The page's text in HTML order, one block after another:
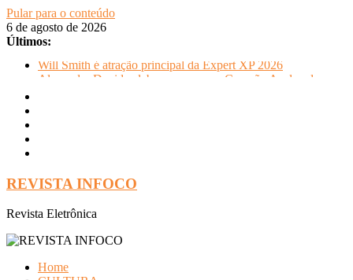
Pular para o conteúdo
6 de agosto de 2026
Últimos:
Will Smith é atração principal da Expert XP 2026
descontração
criativo do artista Vik Muniz
REVISTA INFOCO
Revista Eletrônica
Home